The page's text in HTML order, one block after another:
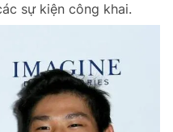
sự kiện công khai.